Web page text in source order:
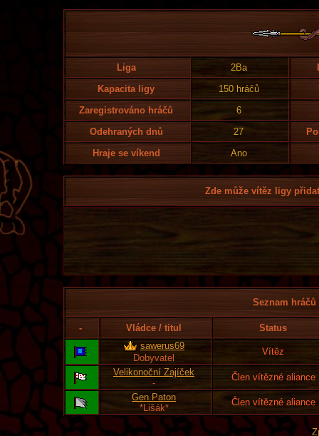
Liga 2Ba
Kapacita ligy
150 hráčů
Zaregistrováno hráčů
6
Odehraných dnů
27
Hraje se víkend
Ano
Zde může vítěz ligy
Seznam
- Vládce / titul
Status
sawerus69
Dobyvatel
Vítěz
Velikonoční Zajíček
-
Člen vítězné aliance
Gen.Paton
*Lišák*
Člen vítězné aliance